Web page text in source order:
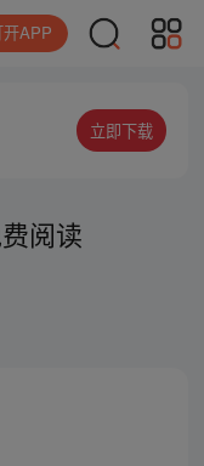
APP
立即下载
阅读